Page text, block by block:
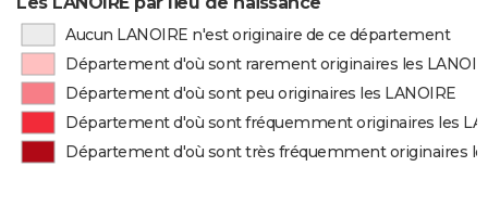
Aucun LANOIRE n'est originaire de ce département
Département d'où sont rarement originaires les
Département d'où sont peu originaires les LANOIRE
Département d'où sont fréquemment originaires les
Département d'où sont très fréquemment originaires